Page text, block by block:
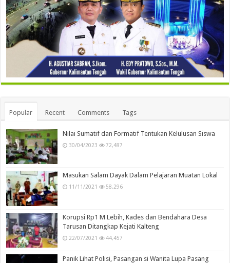
Popular Recent Comments Tags
Nilai Sumatif dan Formatif Tentukan Kelulusan Siswa
30/04/2023 72,487
Masukan Salam Dayak Dalam Pelajaran Muatan Lokal
11/11/2021 58,296
Korupsi Rp1 M Lebih, Kades dan Bendahara Desa
Tarusan Ditangkap Kejati Kalteng
22/07/2021 44,457
Panik Lihat Polisi, Pasangan si Wanita Lupa Pasang